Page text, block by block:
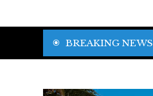
BREAKING NEWS